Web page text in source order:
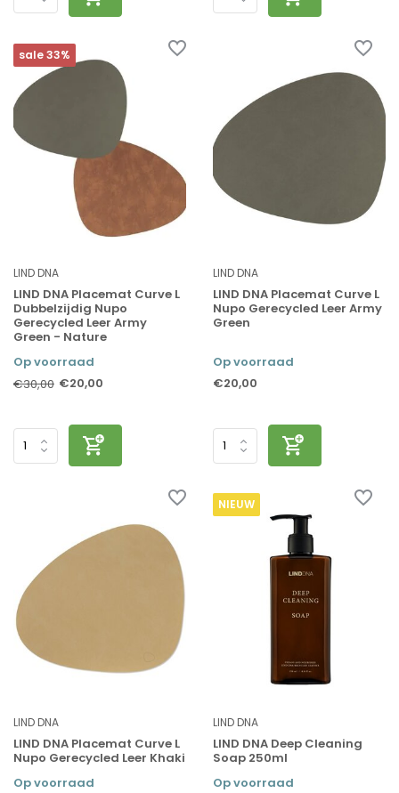
sale 33%
LIND DNA
LIND DNA Placemat Curve L
Dubbelzijdig Nupo
Gerecycled Leer Army
Green - Nature
Op voorraad
€30,00 €20,00
LIND DNA
LIND DNA Placemat Curve L
Nupo Gerecycled Leer Army
Green
Op voorraad
€20,00
LIND DNA
LIND DNA Placemat Curve L
Nupo Gerecycled Leer Khaki
Op voorraad
NIEUW
LIND DNA
LIND DNA Deep Cleaning
Soap 250ml
Op voorraad